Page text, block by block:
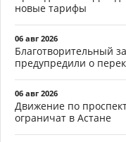
новые тарифы
06 авг 2026
Благотворительный
предупредили о
06 авг 2026
Движение по
ограничат в Астане